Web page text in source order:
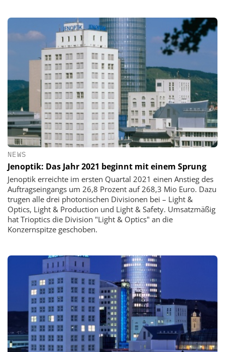
NEWS
Jenoptik: Das Jahr 2021 beginnt mit einem Sprung
Jenoptik erreichte im ersten Quartal 2021 einen Anstieg des
Auftragseingangs um 26,8 Prozent auf 268,3 Mio Euro. Dazu
trugen alle drei photonischen Divisionen bei – Light &
Optics, Light & Production und Light & Safety. Umsatzmäßig
hat Trioptics die Division "Light & Optics" an die
Konzernspitze geschoben.